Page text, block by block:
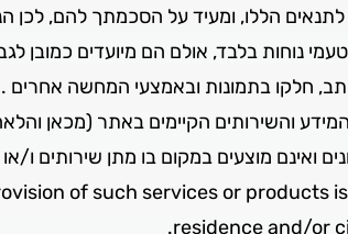
הללו, ומעיד על הסכמתך להם, לכן
נוחות בלבד, אולם הם מיועדים כמובן
חלקו בתמונות ובאמצעי המחשה אחרים .
והשירותים הקיימים באתר (מכאן
ואינם מוצעים במקום בו מתן
of such services or products
residence and/or